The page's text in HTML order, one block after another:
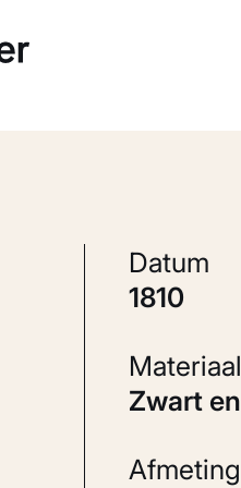
Datum
1810
Materiaal
Zwart